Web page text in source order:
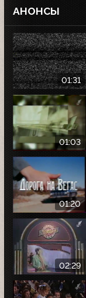
АНОНСЫ
01:31
01:03
01:20
02:29